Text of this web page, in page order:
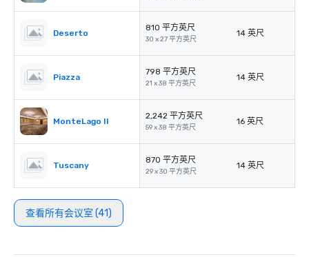
Deserto
810 平方英尺
30 x 27 平方英尺
14 英尺
Piazza
798 平方英尺
21 x 38 平方英尺
14 英尺
MonteLago II
2,242 平方英尺
59 x 38 平方英尺
16 英尺
Tuscany
870 平方英尺
29 x 30 平方英尺
14 英尺
查看所有会议室 (41)